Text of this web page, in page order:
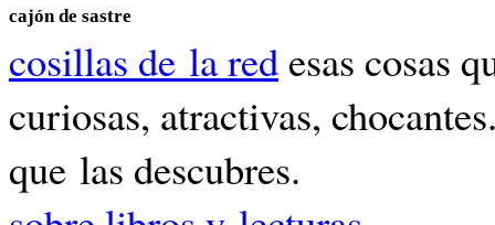
cajón de sastre
cosillas de la red esas cosas
curiosas, atractivas,
que las descubres.